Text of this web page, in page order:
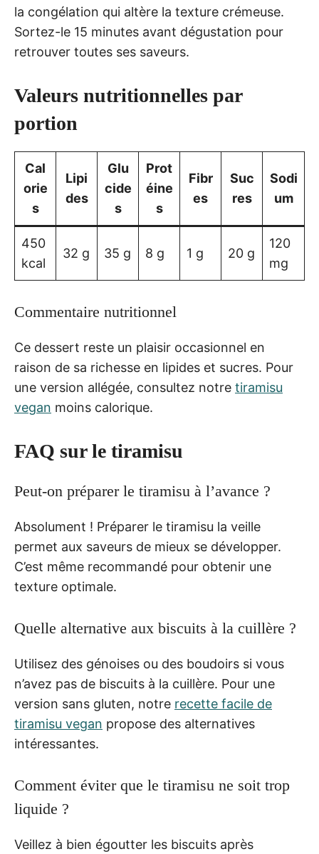
la congélation qui altère la texture crémeuse.
Sortez-le 15 minutes avant dégustation pour
retrouver toutes ses saveurs.
Valeurs nutritionnelles par
portion
Cal
orie
s
Lipi
des
Glu
cide
s
Prot
éine
s
Fibr
es
Suc
res
Sodi
um
450
kcal
32 g 35 g 8 g 1 g 20 g
120
mg
Commentaire nutritionnel
Ce dessert reste un plaisir occasionnel en
raison de sa richesse en lipides et sucres. Pour
une version allégée, consultez notre tiramisu
vegan moins calorique.
FAQ sur le tiramisu
Peut-on préparer le tiramisu à l’avance ?
Absolument ! Préparer le tiramisu la veille
permet aux saveurs de mieux se développer.
C’est même recommandé pour obtenir une
texture optimale.
Quelle alternative aux biscuits à la cuillère ?
Utilisez des génoises ou des boudoirs si vous
n’avez pas de biscuits à la cuillère. Pour une
version sans gluten, notre recette facile de
tiramisu vegan propose des alternatives
intéressantes.
Comment éviter que le tiramisu ne soit trop
liquide ?
Veillez à bien égoutter les biscuits après